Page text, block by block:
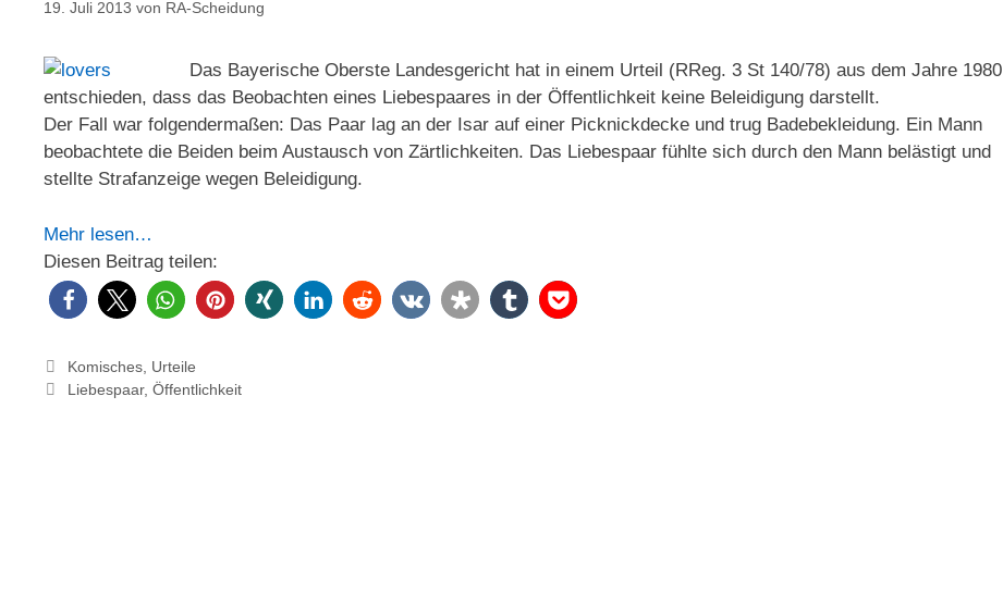
19. Juli 2013 von RA-Scheidung
Das Bayerische Oberste Landesgericht hat in einem Urteil (RReg. 3 St 140/78) aus dem Jahre 1980
entschieden, dass das Beobachten eines Liebespaares in der Öffentlichkeit keine Beleidigung darstellt.
Der Fall war folgendermaßen: Das Paar lag an der Isar auf einer Picknickdecke und trug Badebekleidung. Ein Mann
beobachtete die Beiden beim Austausch von Zärtlichkeiten. Das Liebespaar fühlte sich durch den Mann belästigt und
stellte Strafanzeige wegen Beleidigung.
Mehr lesen…
Diesen Beitrag teilen:
Kategorien
Komisches, Urteile
Schlagwörter
Liebespaar, Öffentlichkeit